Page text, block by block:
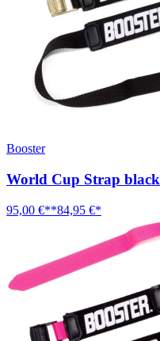
Booster
World Cup Strap
95,00 €**84,95 €*